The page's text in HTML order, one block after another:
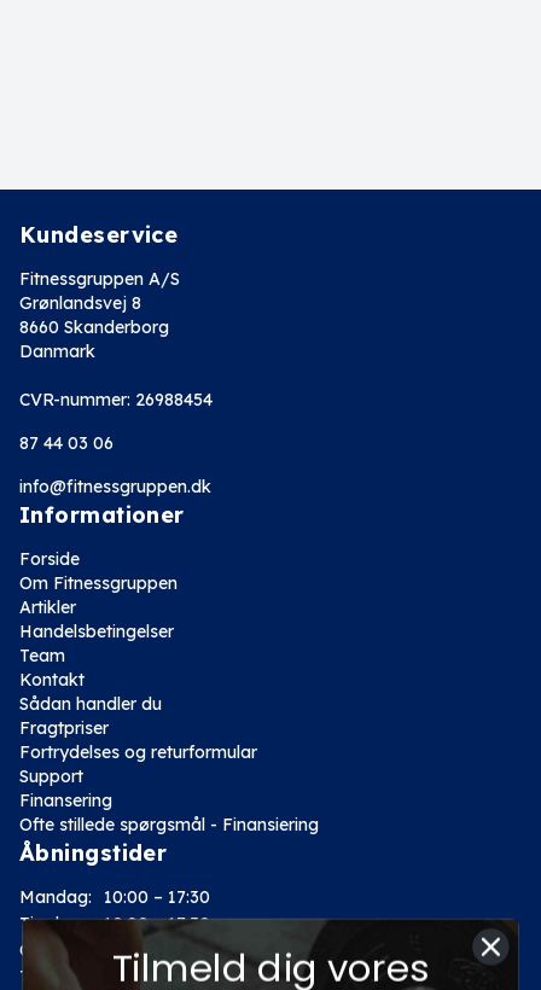
Kundeservice
Fitnessgruppen A/S
Grønlandsvej 8
8660 Skanderborg
Danmark
CVR-nummer: 26988454
87 44 03 06
info@fitnessgruppen.dk
Informationer
Forside
Om Fitnessgruppen
Artikler
Handelsbetingelser
Team
Kontakt
Sådan handler du
Fragtpriser
Fortrydelses og returformular
Support
Finansering
Ofte stillede spørgsmål - Finansiering
Åbningstider
Mandag:
10:00 – 17:30
Tirsdag: 10:00 – 17:30
Onsdag:
10:00 – 17:30
Torsdag:
10:00 – 17:30
Tilmeld dig vores